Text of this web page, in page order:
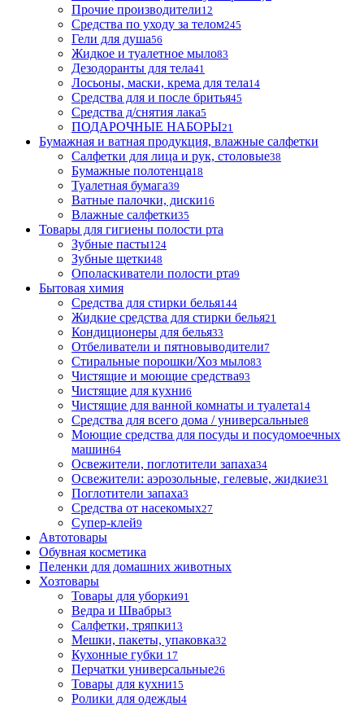
Прочие производители12
Средства по уходу за телом245
Гели для душа56
Жидкое и туалетное мыло83
Дезодоранты для тела41
Лосьоны, маски, крема для тела14
Средства для и после бритья45
Средства д/снятия лака5
ПОДАРОЧНЫЕ НАБОРЫ21
Бумажная и ватная продукция, влажные салфетки
Салфетки для лица и рук, столовые38
Бумажные полотенца18
Туалетная бумага39
Ватные палочки, диски16
Влажные салфетки35
Товары для гигиены полости рта
Зубные пасты124
Зубные щетки48
Ополаскиватели полости рта9
Бытовая химия
Средства для стирки белья144
Жидкие средства для стирки белья21
Кондиционеры для белья33
Отбеливатели и пятновыводители7
Стиральные порошки/Хоз мыло83
Чистящие и моющие средства93
Чистящие для кухни6
Чистящие для ванной комнаты и туалета14
Средства для всего дома / универсальные8
Моющие средства для посуды и посудомоечных
машин64
Освежители, поглотители запаха34
Освежители: аэрозольные, гелевые, жидкие31
Поглотители запаха3
Средства от насекомых27
Супер-клей9
Автотовары
Обувная косметика
Пеленки для домашних животных
Хозтовары
Товары для уборки91
Ведра и Швабры3
Салфетки, тряпки13
Мешки, пакеты, упаковка32
Кухонные губки 17
Перчатки универсальные26
Товары для кухни15
Ролики для одежды4